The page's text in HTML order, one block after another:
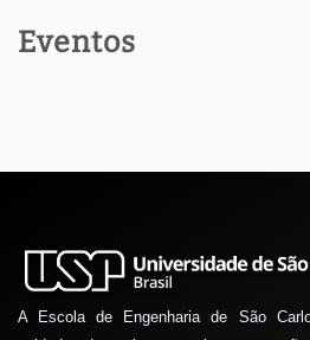
Eventos
A Escola de Engenharia de São